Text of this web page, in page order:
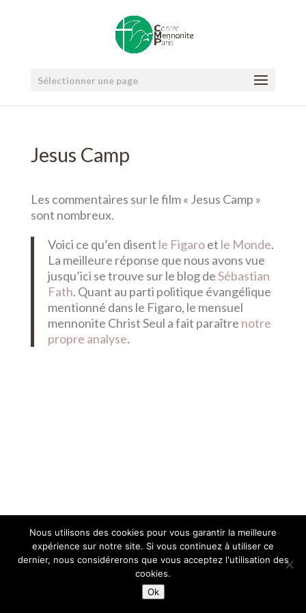
Sélectionner une page
Jesus Camp
Les commentaires sur le film « Jesus Camp »
sont nombreux.
Voici ce qu’en disent le Figaroet le Monde.
La meilleure réponse que nous avons vue
jusqu’ici se trouve sur le blog deSébastian
Fath. Quant au parti politique évangélique
mentionné dans le Figaro, le mensuel
mennonite Christ Seul a fait paraître notre
propre analyse.
Nous utilisons des cookies pour vous garantir la meilleure
expérience sur notre site. Si vous continuez à utiliser ce
dernier, nous considérerons que vous acceptez l'utilisation des
cookies.
Ok